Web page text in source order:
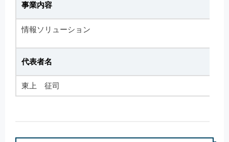
事業内容
情報ソリューション
代表者名
東上 征司